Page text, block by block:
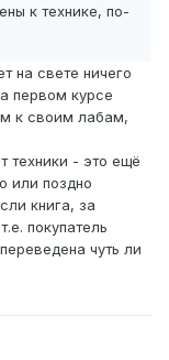
к технике, по-
на свете ничего
первом курсе
к своим лабам,
техники - это ещё
или поздно
книга, за
покупатель
чуть ли